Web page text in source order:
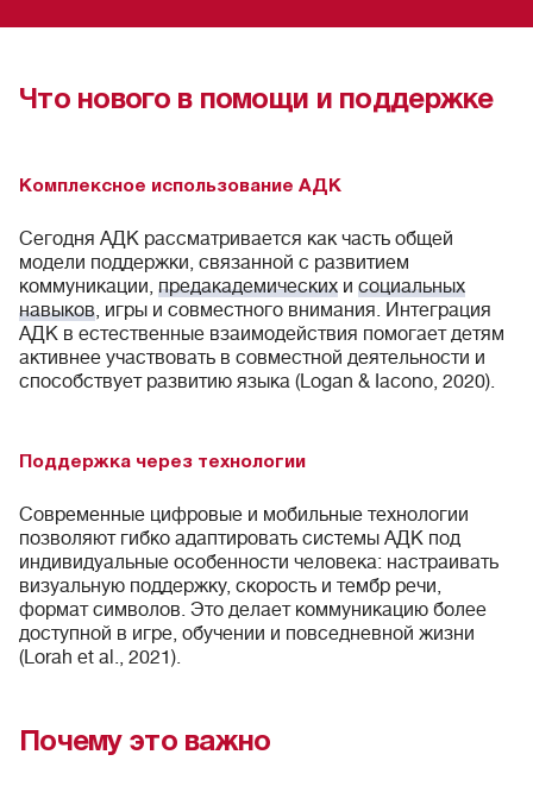
Что нового в помощи и поддержке
Комплексное использование АДК
Сегодня АДК рассматривается как часть общей
модели поддержки, связанной с развитием
коммуникации, предакадемических и социальных
навыков, игры и совместного внимания. Интеграция
АДК в естественные взаимодействия помогает детям
активнее участвовать в совместной деятельности и
способствует развитию языка (Logan & Iacono, 2020).
Поддержка через технологии
Современные цифровые и мобильные технологии
позволяют гибко адаптировать системы АДК под
индивидуальные особенности человека: настраивать
визуальную поддержку, скорость и тембр речи,
формат символов. Это делает коммуникацию более
доступной в игре, обучении и повседневной жизни
(Lorah et al., 2021).
Почему это важно